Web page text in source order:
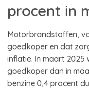
procent in
Motorbrandstoffen,
goedkoper en dat
inflatie. In maart 2025
goedkoper dan in
benzine 0,4 procent